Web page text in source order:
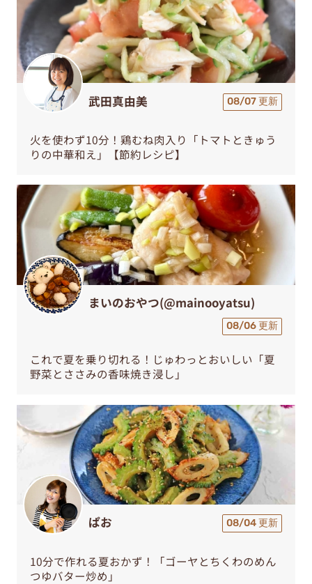
武田真由美 08/07 更新
火を使わず10分！鶏むね肉入り「トマトときゅう
りの中華和え」【節約レシピ】
まいのおやつ(@mainooyatsu)
08/06 更新
これで夏を乗り切れる！じゅわっとおいしい「夏
野菜とささみの香味焼き浸し」
ぱお 08/04 更新
10分で作れる夏おかず！「ゴーヤとちくわのめん
つゆバター炒め」